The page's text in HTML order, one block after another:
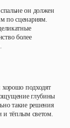
он должен
по сценариям.
более
хорошо подходят
глубины
такие решения
и тёплым светом.